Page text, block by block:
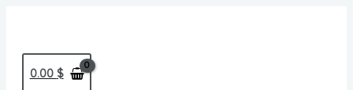
содержимому
0.00 $